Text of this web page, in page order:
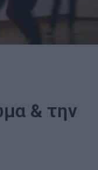
& την